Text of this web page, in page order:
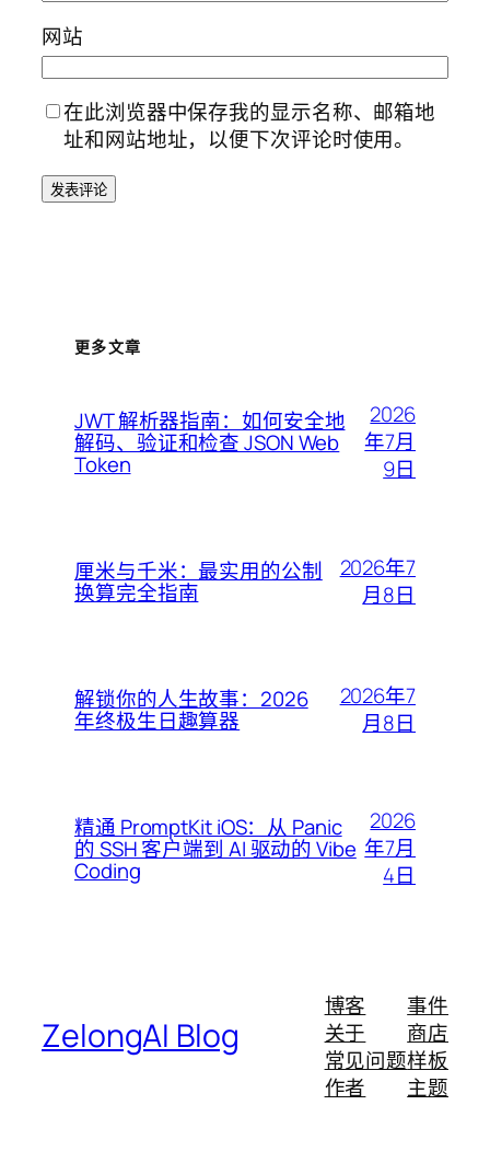
网站
在此浏览器中保存我的显示名称、邮箱地
址和网站地址，以便下次评论时使用。
更多文章
JWT 解析器指南：如何安全地
解码、验证和检查 JSON Web
Token
2026
年7月
9日
厘米与千米：最实用的公制
换算完全指南
2026年7
月8日
解锁你的人生故事：2026
年终极生日趣算器
2026年7
月8日
精通 PromptKit iOS：从 Panic
的 SSH 客户端到 AI 驱动的 Vibe
Coding
2026
年7月
4日
ZelongAI Blog
博客
关于
常见问题
作者
事件
商店
样板
主题